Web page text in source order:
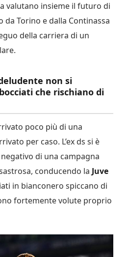
valutano insieme il futuro di
da Torino e dalla Continassa
della carriera di un
non si
che rischiano di
poco più di una
per caso. L’ex ds si è
di una campagna
conducendo la Juve
in bianconero spiccano di
fortemente volute proprio